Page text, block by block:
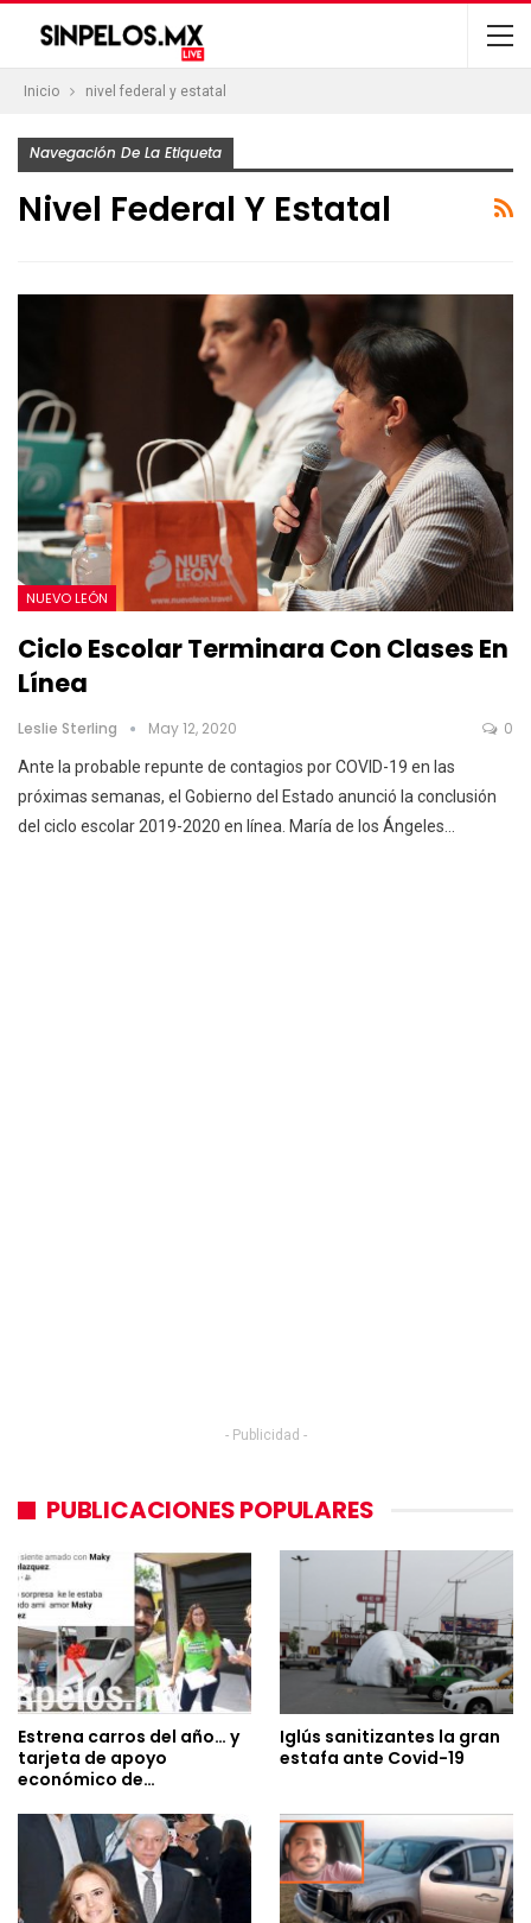
Inicio nivel federal y estatal
Navegación De La Etiqueta
Nivel Federal Y Estatal
NUEVO LEÓN
Ciclo Escolar Terminara Con Clases En
Línea
Leslie Sterling May 12, 2020 0
Ante la probable repunte de contagios por COVID-19 en las
próximas semanas, el Gobierno del Estado anunció la conclusión
del ciclo escolar 2019-2020 en línea. María de los Ángeles
- Publicidad -
PUBLICACIONES POPULARES
Estrena carros del año… y
tarjeta de apoyo
económico de…
Iglús sanitizantes la gran
estafa ante Covid-19